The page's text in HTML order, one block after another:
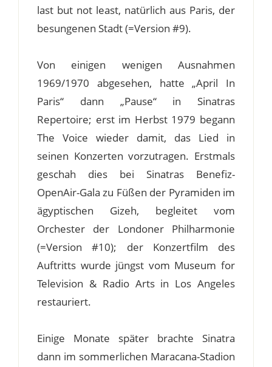
last but not least, natürlich aus Paris, der
besungenen Stadt (=Version #9).
Von einigen wenigen Ausnahmen
1969/1970 abgesehen, hatte „April In
Paris“ dann „Pause“ in Sinatras
Repertoire; erst im Herbst 1979 begann
The Voice wieder damit, das Lied in
seinen Konzerten vorzutragen. Erstmals
geschah dies bei Sinatras Benefiz-
OpenAir-Gala zu Füßen der Pyramiden im
ägyptischen Gizeh, begleitet vom
Orchester der Londoner Philharmonie
(=Version #10); der Konzertfilm des
Auftritts wurde jüngst vom Museum for
Television & Radio Arts in Los Angeles
restauriert.
Einige Monate später brachte Sinatra
dann im sommerlichen Maracana-Stadion